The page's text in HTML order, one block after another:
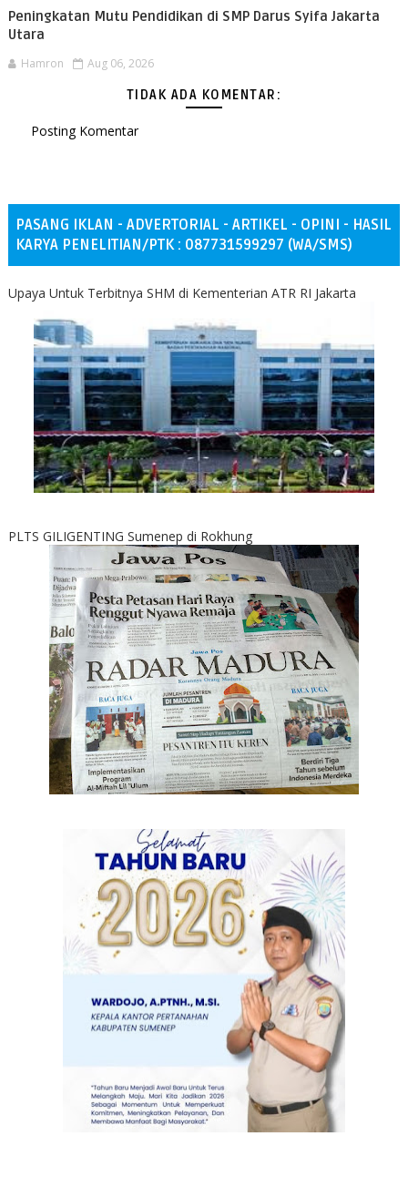
Peningkatan Mutu Pendidikan di SMP Darus Syifa Jakarta
Utara
Hamron Aug 06, 2026
TIDAK ADA KOMENTAR:
Posting Komentar
PASANG IKLAN - ADVERTORIAL - ARTIKEL - OPINI - HASIL
KARYA PENELITIAN/PTK : 087731599297 (WA/SMS)
Upaya Untuk Terbitnya SHM di Kementerian ATR RI Jakarta
PLTS GILIGENTING Sumenep di Rokhung